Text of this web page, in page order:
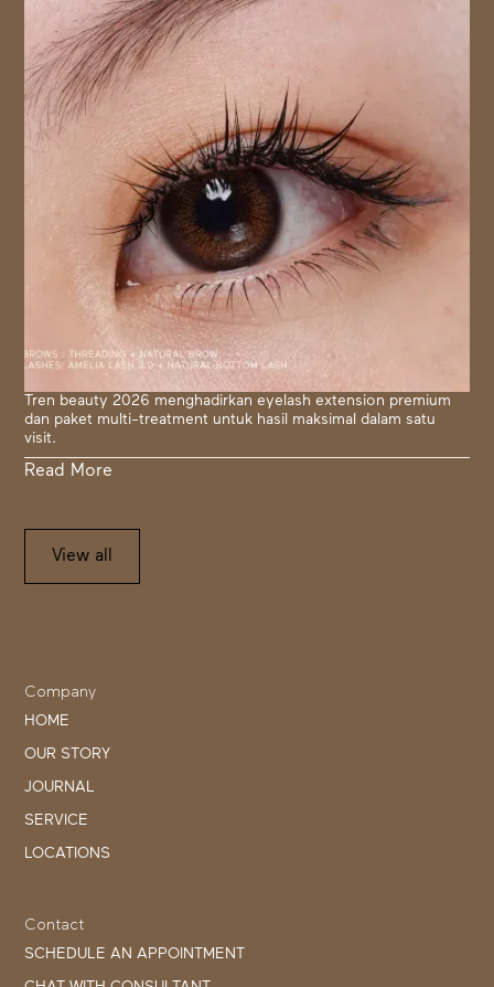
Tren beauty 2026 menghadirkan eyelash extension premium
dan paket multi-treatment untuk hasil maksimal dalam satu
visit.
Read More
View all
Company
HOME
OUR STORY
JOURNAL
SERVICE
LOCATIONS
Contact
SCHEDULE AN APPOINTMENT